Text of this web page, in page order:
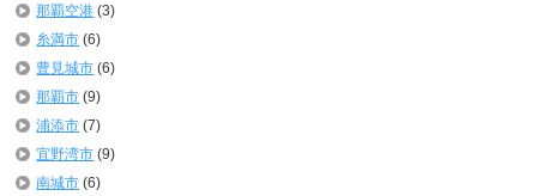
那覇空港 (3)
糸満市 (6)
豊見城市 (6)
那覇市 (9)
浦添市 (7)
宜野湾市 (9)
南城市 (6)